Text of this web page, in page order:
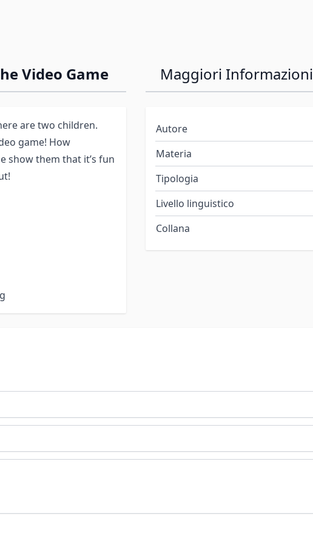
Video Game
are two children.
game! How
show them that it’s fun
Maggiori Informazioni
Autore
Materia
Tipologia
Livello linguistico
Collana